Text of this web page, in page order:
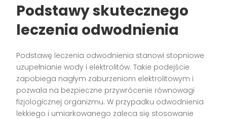
Podstawy skutecznego
leczenia odwodnienia
Podstawę leczenia odwodnienia stanowi stopniowe
uzupełnianie wody i elektrolitów. Takie podejście
zapobiega nagłym zaburzeniom elektrolitowym i
pozwala na bezpieczne przywrócenie równowagi
fizjologicznej organizmu. W przypadku odwodnienia
lekkiego i umiarkowanego zaleca się stosowanie